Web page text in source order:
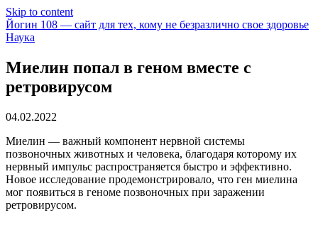
Skip to content
Йогин 108 — сайт для тех, кому не безразлично свое здоровье
Наука
Миелин попал в геном вместе с
ретровирусом
04.02.2022
Миелин — важный компонент нервной системы
позвоночных животных и человека, благодаря которому их
нервный импульс распространяется быстро и эффективно.
Новое исследование продемонстрировало, что ген миелина
мог появиться в геноме позвоночных при заражении
ретровирусом.